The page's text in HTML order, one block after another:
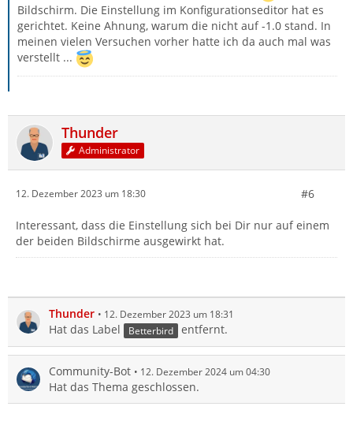
Bildschirm. Die Einstellung im Konfigurationseditor hat es
gerichtet. Keine Ahnung, warum die nicht auf -1.0 stand. In
meinen vielen Versuchen vorher hatte ich da auch mal was
verstellt ...
Thunder
Administrator
12. Dezember 2023 um 18:30 #6
Interessant, dass die Einstellung sich bei Dir nur auf einem
der beiden Bildschirme ausgewirkt hat.
Thunder 12. Dezember 2023 um 18:31
Hat das Label Betterbird entfernt.
Community-Bot 12. Dezember 2024 um 04:30
Hat das Thema geschlossen.